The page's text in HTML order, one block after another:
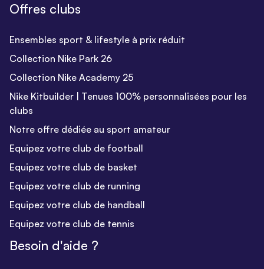
Offres clubs
Ensembles sport & lifestyle à prix réduit
Collection Nike Park 26
Collection Nike Academy 25
Nike Kitbuilder | Tenues 100% personnalisées pour les
clubs
Notre offre dédiée au sport amateur
Equipez votre club de football
Equipez votre club de basket
Equipez votre club de running
Equipez votre club de handball
Equipez votre club de tennis
Besoin d'aide ?